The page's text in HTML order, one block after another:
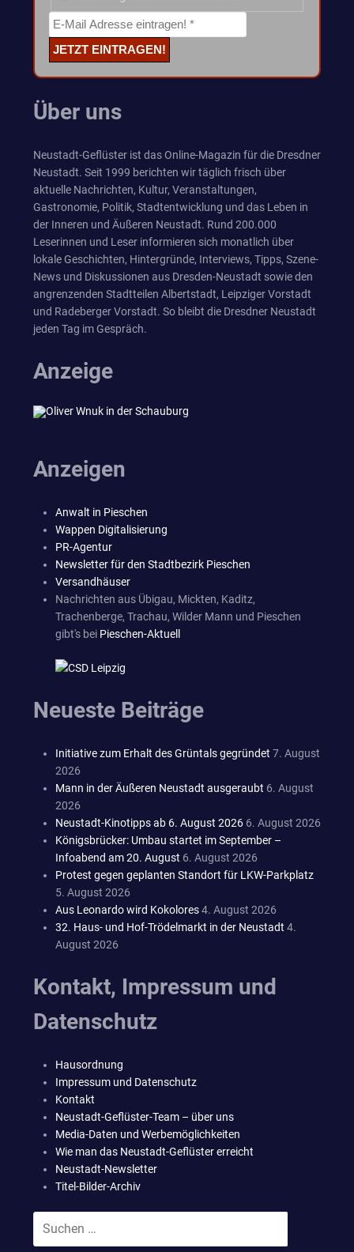
Über uns
Neustadt-Geflüster ist das Online-Magazin für die Dresdner
Neustadt. Seit 1999 berichten wir täglich frisch über
aktuelle Nachrichten, Kultur, Veranstaltungen,
Gastronomie, Politik, Stadtentwicklung und das Leben in
der Inneren und Äußeren Neustadt. Rund 200.000
Leserinnen und Leser informieren sich monatlich über
lokale Geschichten, Hintergründe, Interviews, Tipps, Szene-
News und Diskussionen aus Dresden-Neustadt sowie den
angrenzenden Stadtteilen Albertstadt, Leipziger Vorstadt
und Radeberger Vorstadt. So bleibt die Dresdner Neustadt
jeden Tag im Gespräch.
Anzeige
Anzeigen
Anwalt in Pieschen
Wappen Digitalisierung
PR-Agentur
Newsletter für den Stadtbezirk Pieschen
Versandhäuser
Nachrichten aus Übigau, Mickten, Kaditz,
Trachenberge, Trachau, Wilder Mann und Pieschen
gibt's bei Pieschen-Aktuell
Neueste Beiträge
Initiative zum Erhalt des Grüntals gegründet 7. August
2026
Mann in der Äußeren Neustadt ausgeraubt 6. August
2026
Neustadt-Kinotipps ab 6. August 2026 6. August 2026
Königsbrücker: Umbau startet im September –
Infoabend am 20. August 6. August 2026
Protest gegen geplanten Standort für LKW-Parkplatz
5. August 2026
Aus Leonardo wird Kokolores4. August 2026
32. Haus- und Hof-Trödelmarkt in der Neustadt 4.
August 2026
Kontakt, Impressum und
Datenschutz
Hausordnung
Impressum und Datenschutz
Kontakt
Neustadt-Geflüster-Team – über uns
Media-Daten und Werbemöglichkeiten
Wie man das Neustadt-Geflüster erreicht
Neustadt-Newsletter
Titel-Bilder-Archiv
Suchen